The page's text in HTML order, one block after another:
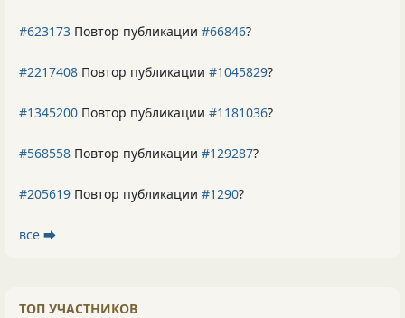
#623173 Повтор публикации #66846?
#2217408 Повтор публикации #1045829?
#1345200 Повтор публикации #1181036?
#568558 Повтор публикации #129287?
#205619 Повтор публикации #1290?
все ⮕
ТОП УЧАСТНИКОВ